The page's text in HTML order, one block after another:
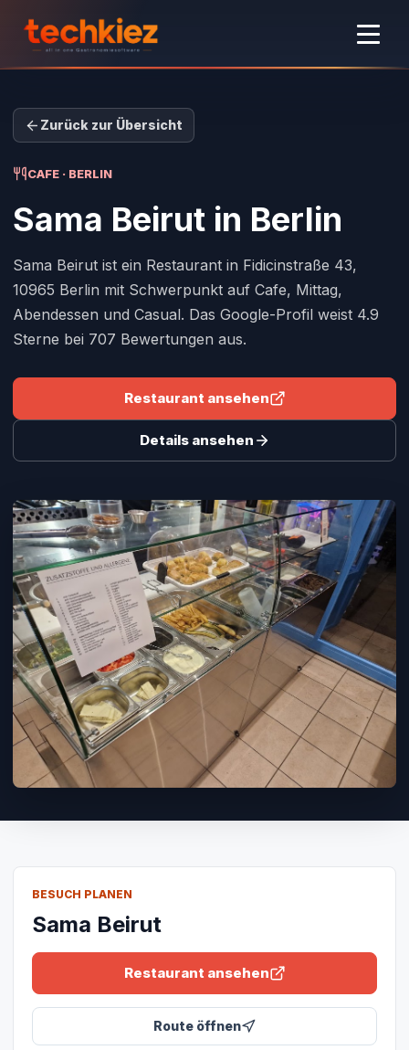
Zurück zur Übersicht
CAFE · BERLIN
Sama Beirut in Berlin
Sama Beirut ist ein Restaurant in Fidicinstraße 43,
10965 Berlin mit Schwerpunkt auf Cafe, Mittag,
Abendessen und Casual. Das Google-Profil weist 4.9
Sterne bei 707 Bewertungen aus.
Restaurant ansehen
Details ansehen
BESUCH PLANEN
Sama Beirut
Restaurant ansehen
Route öffnen